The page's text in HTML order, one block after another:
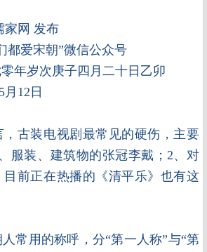
家网 发布
爱宋朝”微信公众号
年岁次庚子四月二十日乙卯
12日
古装电视剧最常见的硬伤，主要
服装、建筑物的张冠李戴；2、对
目前正在热播的《清平乐》也有这
常用的称呼，分“第一人称”与“第